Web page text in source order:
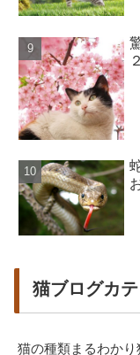
猫ブログカ
猫の種類まるわかり